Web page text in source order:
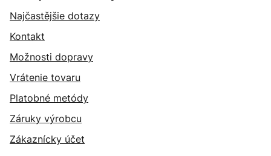
Najčastějšie dotazy
Kontakt
Možnosti dopravy
Vrátenie tovaru
Platobné metódy
Záruky výrobcu
Zákaznícky účet